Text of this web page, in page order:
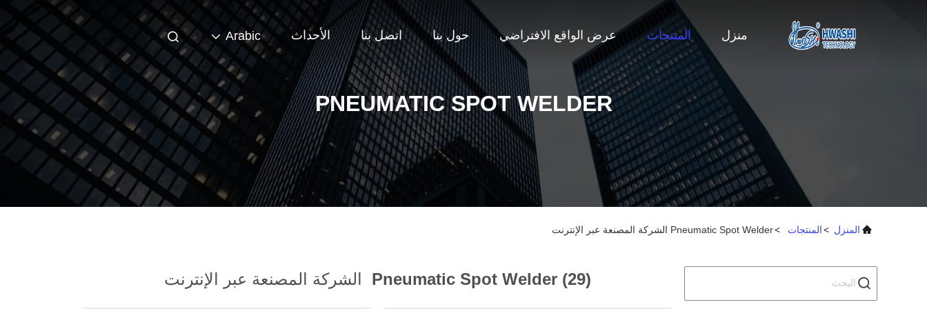
منزل المنتجات عرض الواقع الافتراضي حول بنا اتصل بنا الأحداث Arabic
PNEUMATIC SPOT WELDER
المنزل >المنتجات >Pneumatic Spot Welder الشركة المصنعة عبر الإنترنت
Pneumatic Spot Welder (29) الشركة المصنعة عبر الإنترنت